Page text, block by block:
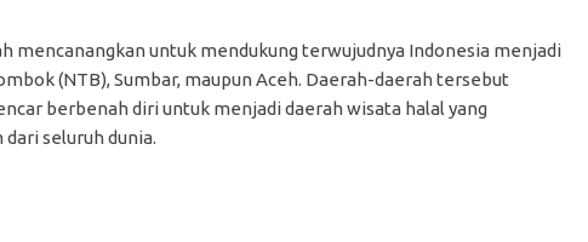
mencanangkan untuk mendukung terwujudnya Indonesia menjadi
(NTB), Sumbar, maupun Aceh. Daerah-daerah tersebut
berbenah diri untuk menjadi daerah wisata halal yang
seluruh dunia.